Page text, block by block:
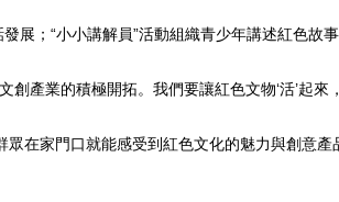
；“小小講解員”活動組織青少年講述紅色故
業的積極開拓。我們要讓紅色文物‘活’起來
在家門口就能感受到紅色文化的魅力與創意產